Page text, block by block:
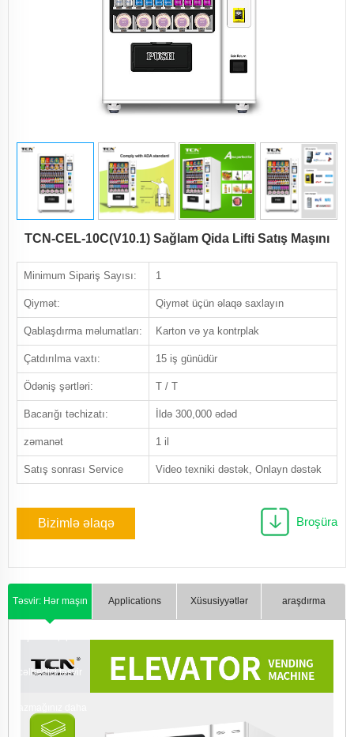
TCN-CEL-10C(V10.1) Sağlam Qida Lifti Satış Maşını
Minimum Sipariş Sayısı: 1
Qiymət: Qiymət üçün əlaqə saxlayın
Qablaşdırma məlumatları: Karton və ya kontrplak
Çatdırılma vaxtı: 15 iş günüdür
Ödəniş şərtləri: T / T
Bacarığı təchizatı: İldə 300,000 ədəd
zəmanət 1 il
Satış sonrası Service Video texniki dəstək, Onlayn dəstək
Bizimlə əlaqə Broşüra
Təsvir: Hər maşın
cəlbedici təsvir
Applications Xüsusiyyətlər araşdırma